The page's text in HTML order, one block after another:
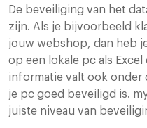
De beveiliging van het
zijn. Als je bijvoorbeeld
jouw webshop, dan heb
op een lokale pc als Excel
informatie valt ook onder
je pc goed beveiligd is.
juiste niveau van